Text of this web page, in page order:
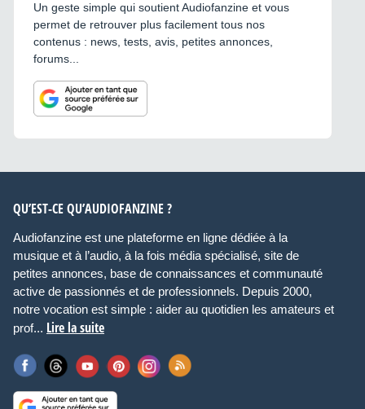
Un geste simple qui soutient Audiofanzine et vous
permet de retrouver plus facilement tous nos
contenus : news, tests, avis, petites annonces,
forums...
QU’EST-CE QU’AUDIOFANZINE ?
Audiofanzine est une plateforme en ligne dédiée à la
musique et à l’audio, à la fois média spécialisé, site de
petites annonces, base de connaissances et communauté
active de passionnés et de professionnels. Depuis 2000,
notre vocation est simple : aider au quotidien les amateurs et
prof... Lire la suite